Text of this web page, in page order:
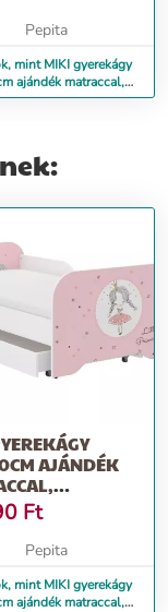
- BORZ
Pepita
mint MIKI gyerekágy
nélkül - borz
...Ft
Pepita
mint MIKI gyerekágy